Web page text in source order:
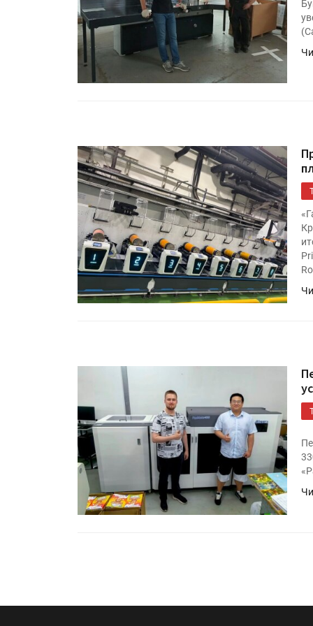
«Дубль В» расширяет
фольги для горячего
УФ-принтер Mimaki UJV200